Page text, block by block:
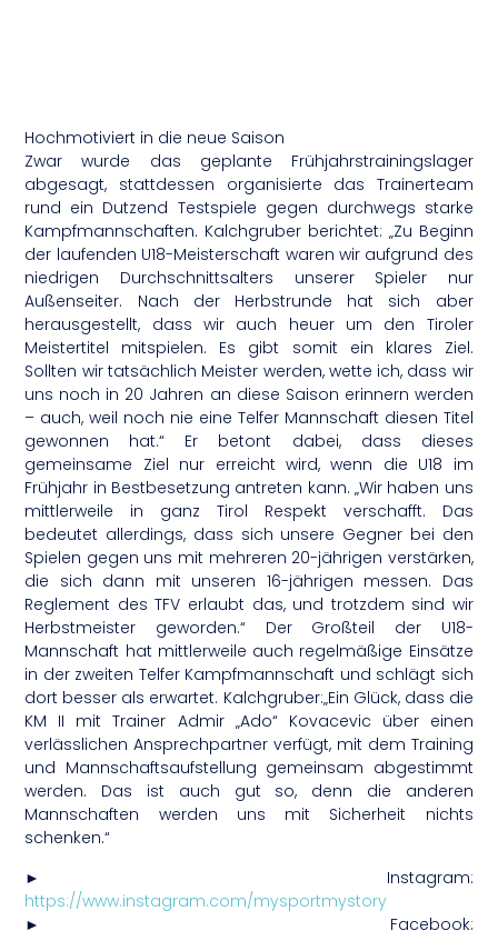
Hochmotiviert in die neue Saison
Zwar wurde das geplante Frühjahrstrainingslager
abgesagt, stattdessen organisierte das Trainerteam
rund ein Dutzend Testspiele gegen durchwegs starke
Kampfmannschaften. Kalchgruber berichtet: „Zu Beginn
der laufenden U18-Meisterschaft waren wir aufgrund des
niedrigen Durchschnittsalters unserer Spieler nur
Außenseiter. Nach der Herbstrunde hat sich aber
herausgestellt, dass wir auch heuer um den Tiroler
Meistertitel mitspielen. Es gibt somit ein klares Ziel.
Sollten wir tatsächlich Meister werden, wette ich, dass wir
uns noch in 20 Jahren an diese Saison erinnern werden
– auch, weil noch nie eine Telfer Mannschaft diesen Titel
gewonnen hat.“ Er betont dabei, dass dieses
gemeinsame Ziel nur erreicht wird, wenn die U18 im
Frühjahr in Bestbesetzung antreten kann. „Wir haben uns
mittlerweile in ganz Tirol Respekt verschafft. Das
bedeutet allerdings, dass sich unsere Gegner bei den
Spielen gegen uns mit mehreren 20-jährigen verstärken,
die sich dann mit unseren 16-jährigen messen. Das
Reglement des TFV erlaubt das, und trotzdem sind wir
Herbstmeister geworden.“ Der Großteil der U18-
Mannschaft hat mittlerweile auch regelmäßige Einsätze
in der zweiten Telfer Kampfmannschaft und schlägt sich
dort besser als erwartet. Kalchgruber:„Ein Glück, dass die
KM II mit Trainer Admir „Ado“ Kovacevic über einen
verlässlichen Ansprechpartner verfügt, mit dem Training
und Mannschaftsaufstellung gemeinsam abgestimmt
werden. Das ist auch gut so, denn die anderen
Mannschaften werden uns mit Sicherheit nichts
schenken.“
► Instagram:
https://www.instagram.com/mysportmystory
► Facebook: